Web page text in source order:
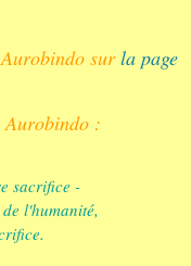
surla page
Aurobindo :
sacrifice -
l'humanité,